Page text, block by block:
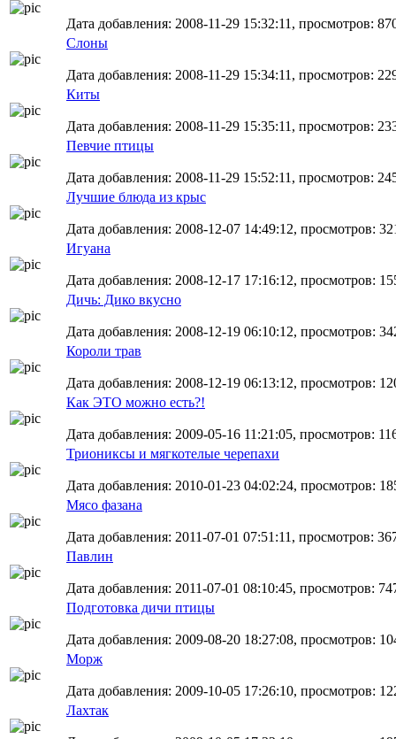
Дата добавления: 2008-11-29 15:32:11, просмотров:
Слоны
Дата добавления: 2008-11-29 15:34:11, просмотров:
Киты
Дата добавления: 2008-11-29 15:35:11, просмотров:
Певчие птицы
Дата добавления: 2008-11-29 15:52:11, просмотров:
Лучшие блюда из крыс
Дата добавления: 2008-12-07 14:49:12, просмотров:
Игуана
Дата добавления: 2008-12-17 17:16:12, просмотров:
Дичь: Дико вкусно
Дата добавления: 2008-12-19 06:10:12, просмотров:
Короли трав
Дата добавления: 2008-12-19 06:13:12, просмотров:
Как ЭТО можно есть?!
Дата добавления: 2009-05-16 11:21:05, просмотров:
Триониксы и мягкотелые черепахи
Дата добавления: 2010-01-23 04:02:24, просмотров:
Мясо фазана
Дата добавления: 2011-07-01 07:51:11, просмотров:
Павлин
Дата добавления: 2011-07-01 08:10:45, просмотров:
Подготовка дичи птицы
Дата добавления: 2009-08-20 18:27:08, просмотров:
Морж
Дата добавления: 2009-10-05 17:26:10, просмотров:
Лахтак